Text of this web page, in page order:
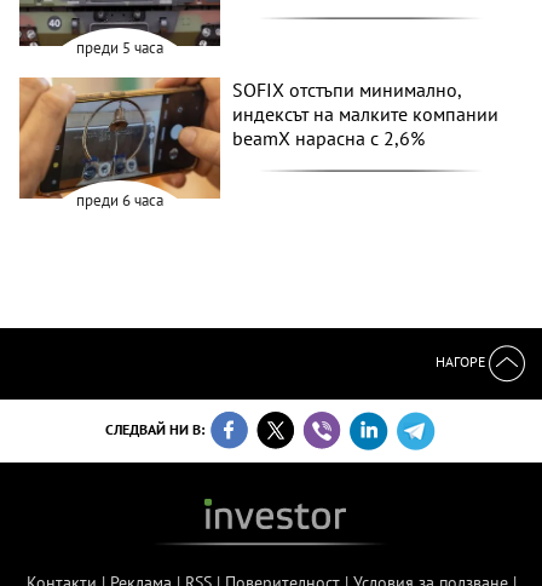
преди 5 часа
преди 6 часа
SOFIX отстъпи минимално,
индексът на малките компании
beamX нарасна с 2,6%
НАГОРЕ
СЛЕДВАЙ НИ В: